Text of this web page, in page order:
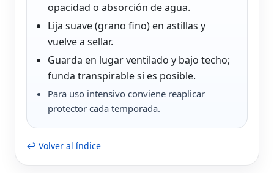
opacidad o absorción de agua.
Lija suave (grano fino) en astillas y
vuelve a sellar.
Guarda en lugar ventilado y bajo techo;
funda transpirable si es posible.
Para uso intensivo conviene reaplicar
protector cada temporada.
↩ Volver al índice